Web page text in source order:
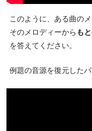
このように、ある曲の
そのメロディーから も
を答えてください。
例題の音源を復元した